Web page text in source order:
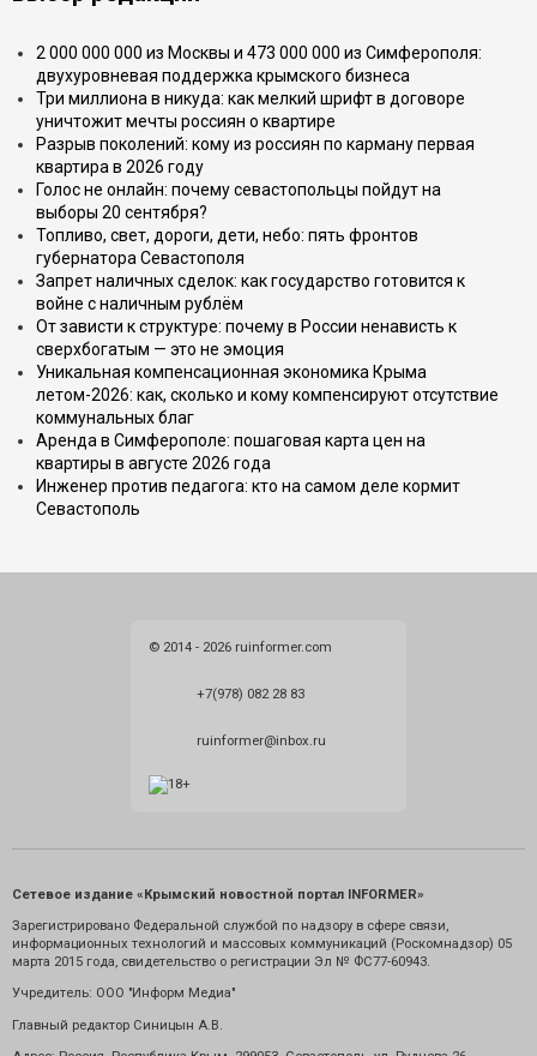
2 000 000 000 из Москвы и 473 000 000 из Симферополя:
двухуровневая поддержка крымского бизнеса
Три миллиона в никуда: как мелкий шрифт в договоре
уничтожит мечты россиян о квартире
Разрыв поколений: кому из россиян по карману первая
квартира в 2026 году
Голос не онлайн: почему севастопольцы пойдут на
выборы 20 сентября?
Топливо, свет, дороги, дети, небо: пять фронтов
губернатора Севастополя
Запрет наличных сделок: как государство готовится к
войне с наличным рублём
От зависти к структуре: почему в России ненависть к
сверхбогатым — это не эмоция
Уникальная компенсационная экономика Крыма
летом-2026: как, сколько и кому компенсируют отсутствие
коммунальных благ
Аренда в Симферополе: пошаговая карта цен на
квартиры в августе 2026 года
Инженер против педагога: кто на самом деле кормит
Севастополь
© 2014 - 2026 ruinformer.com
+7(978) 082 28 83
ruinformer@inbox.ru
Сетевое издание «Крымский новостной портал INFORMER»
Зарегистрировано Федеральной службой по надзору в сфере связи,
информационных технологий и массовых коммуникаций (Роскомнадзор) 05
марта 2015 года, свидетельство о регистрации Эл № ФС77-60943.
Учредитель: ООО "Информ Медиа"
Главный редактор Синицын А.В.